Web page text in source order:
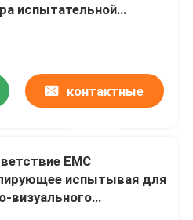
испытательной
контактные
EMC
испытывая для
визуального